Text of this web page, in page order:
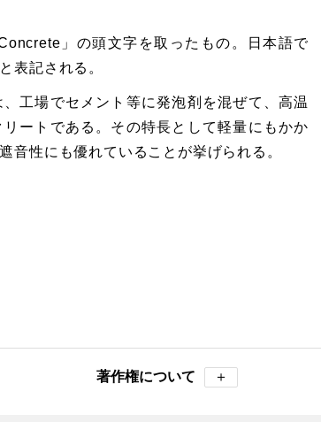
」の頭文字を取ったもの。日本語で
表記される。
、工場でセメント等に発泡剤を混ぜて、高温
ートである。その特長として軽量にもかか
音性にも優れていることが挙げられる。
著作権について ＋